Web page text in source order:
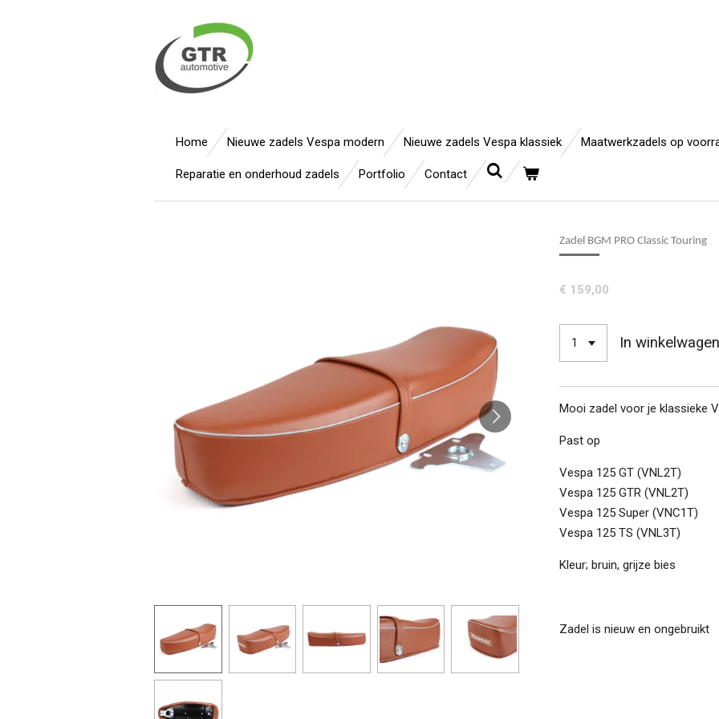
Home Nieuwe zadels Vespa modern Nieuwe zadels Vespa klassiek Maatwerkzadels op
Reparatie en onderhoud zadels Portfolio Contact
Zadel BGM PRO Classic Touring
€ 159,00
In winkelwagen
Mooi zadel voor je klassieke
Past op
Vespa 125 GT (VNL2T)
Vespa 125 GTR (VNL2T)
Vespa 125 Super (VNC1T)
Vespa 125 TS (VNL3T)
Kleur; bruin, grijze bies
Zadel is nieuw en ongebruikt